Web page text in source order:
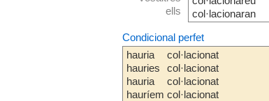
ells
col·lacionaran
Condicional perfet
hauria
hauries
hauria
hauríem
col·lacionat
col·lacionat
col·lacionat
col·lacionat